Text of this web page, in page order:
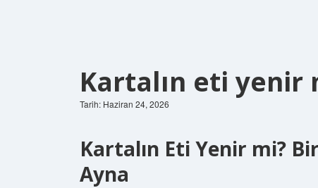
Kartalın eti yenir
Tarih: Haziran 24, 2026
Kartalın Eti Yenir mi?
Ayna